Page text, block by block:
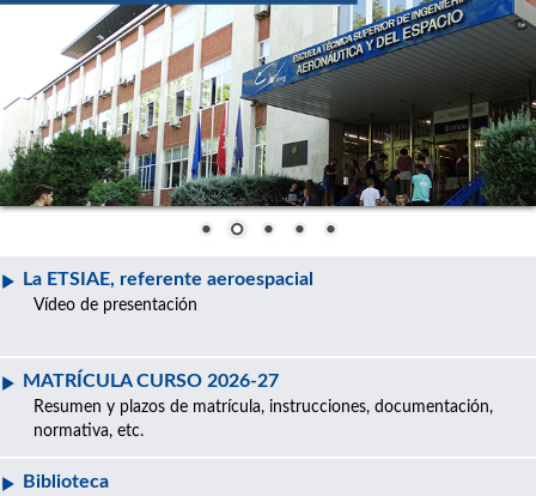
La ETSIAE, referente aeroespacial
Vídeo de presentación
MATRÍCULA CURSO 2026-27
Resumen y plazos de matrícula, instrucciones, documentación,
normativa, etc.
Biblioteca